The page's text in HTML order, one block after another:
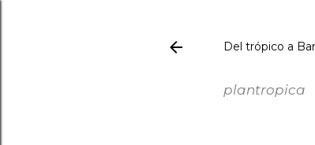
Del trópico a
plantropica